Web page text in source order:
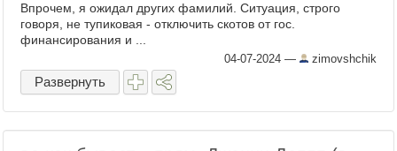
Впрочем, я ожидал других фамилий. Ситуация, строго
говоря, не тупиковая - отключить скотов от гос.
финансирования и ...
04-07-2024 — zimovshchik
Развернуть